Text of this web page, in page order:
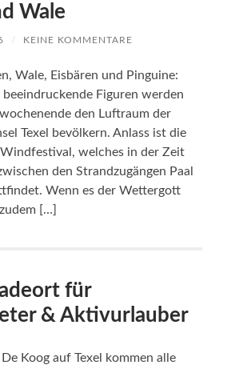
Wale
/ KEINE KOMMENTARE
Wale, Eisbären und Pinguine:
Figuren werden
den Luftraum der
Texel bevölkern. Anlass ist die
welches in der Zeit
den Strandzugängen Paal
Wenn es der Wettergott
[…]
für
& Aktivurlauber
Koog auf Texel kommen alle